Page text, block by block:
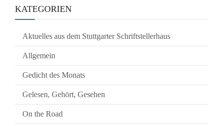
KATEGORIEN
Aktuelles aus dem Stuttgarter Schriftstellerhaus
Allgemein
Gedicht des Monats
Gelesen, Gehört, Gesehen
On the Road